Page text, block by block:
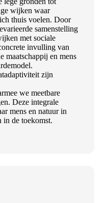
wijken waar
thuis voelen. Door
samenstelling
met sociale
invulling van
maatschappij en mens
zijn
we meetbare
Deze integrale
mens en natuur in
in de toekomst.